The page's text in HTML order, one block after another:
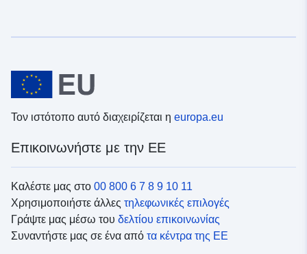
Τον ιστότοπο αυτό διαχειρίζεται η europa.eu
Επικοινωνήστε με την ΕΕ
Καλέστε μας στο 00 800 6 7 8 9 10 11
Χρησιμοποιήστε άλλες τηλεφωνικές επιλογές
Γράψτε μας μέσω του δελτίου επικοινωνίας
Συναντήστε μας σε ένα από τα κέντρα της ΕΕ